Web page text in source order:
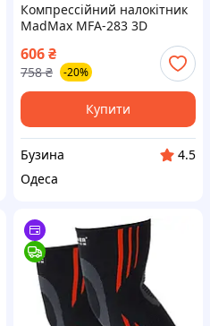
Компрессійний налокітник
MadMax MFA-283 3D
Compressive elbow support
Dark grey/Neon green (1шт.)
M buzyna
606₴
758 ₴ -20%
Купити
Бузина
4.5
Одеса